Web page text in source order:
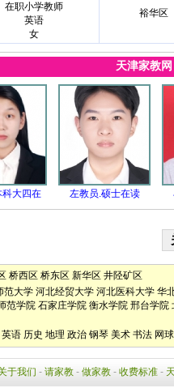
在职小学教师
英语
女
裕华区
天津家教
大四在 左教员.硕士在读
桥西区 桥东区 新华区 井陉矿区
范大学 河北经贸大学 河北医科大学 华
范学院 石家庄学院 衡水学院 邢台学院
英语 历史 地理 政治 钢琴 美术 书法 网球
于我们 - 请家教- 做家教- 收费标准-